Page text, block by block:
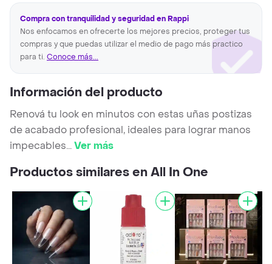
Compra con tranquilidad y seguridad en Rappi
Nos enfocamos en ofrecerte los mejores precios, proteger tus
compras y que puedas utilizar el medio de pago más practico
para ti. Conoce más...
Información del producto
Renová tu look en minutos con estas uñas postizas
de acabado profesional, ideales para lograr manos
impecables...Ver más
Productos similares en All In One